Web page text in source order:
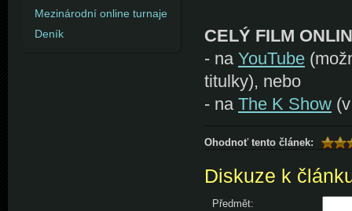
CELÝ FILM
- na YouTube
titulky), nebo
- na The K Show
Ohodnoť tento článek:
Diskuze k
Předmět:
Mezinárodní online turnaje
Deník